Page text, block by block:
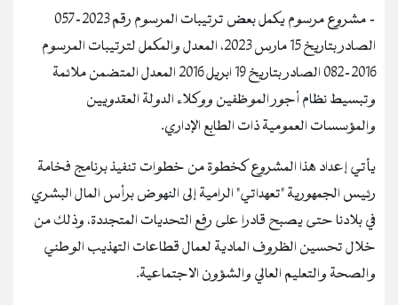
- مشروع مرسوم يكمل بعض ترتيبات المرسوم رقم 2023-057
الصادر بتاريخ 15 مارس 2023، المعدل والمكمل لترتيبات المرسوم
2016-082 الصادر بتاريخ 19 ابريل 2016 المعدل المتضمن ملائمة
وتبسيط نظام أجور الموظفين ووكلاء الدولة العقدويين
والمؤسسات العمومية ذات الطابع الإداري.
يأتي إعداد هذا المشروع كخطوة من خطوات تنفيذ برنامج فخامة
رئيس الجمهورية "تعهداتي" الرامية إلى النهوض برأس المال البشري
في بلادنا حتى يصبح قادرا على رفع التحديات المتجددة، وذلك من
خلال تحسين الظروف المادية لعمال قطاعات التهذيب الوطني
والصحة والتعليم العالي والشؤون الاجتماعية.